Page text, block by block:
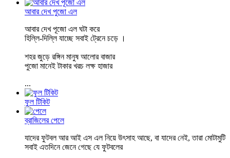
আবার দেখ পুজো এল
আবার দেখ পূজো এল ঘটা করে
হিল্লি-দিল্লি যাচ্ছে সবাই ট্রেনে চড়ে ।
শহর জুড়ে রঙ্গিন মানুষ আলোর বাজার
পুজো মানেই টাকার খরচ লক্ষ হাজার
...
ফুল টিকিট
ব্রাজিলের পেলে
যাদের ফুটবল আর আই এস এল নিয়ে উৎসাহ আছে, বা যাদের নেই, তারা মোটামুটি
সবাই এতদিনে জেনে গেছে যে ফুটবলের